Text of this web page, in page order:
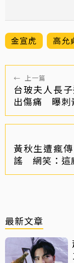
金宣虎 高允
← 上一篇
台玻夫人長
出傷痛 曝刺
黃秋生遭瘋
謠 網笑：這
最新文章